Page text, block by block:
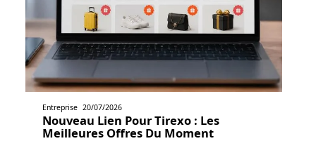
Entreprise 20/07/2026
Nouveau Lien Pour Tirexo : Les
Meilleures Offres Du Moment